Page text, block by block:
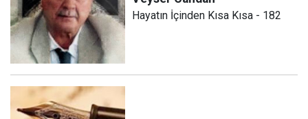
Hayatın İçinden Kısa Kısa - 182